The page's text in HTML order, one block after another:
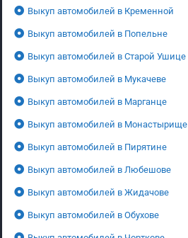
Выкуп автомобилей в Кременной
Выкуп автомобилей в Попельне
Выкуп автомобилей в Старой Ушице
Выкуп автомобилей в Мукачеве
Выкуп автомобилей в Марганце
Выкуп автомобилей в Монастырище
Выкуп автомобилей в Пирятине
Выкуп автомобилей в Любешове
Выкуп автомобилей в Жидачове
Выкуп автомобилей в Обухове